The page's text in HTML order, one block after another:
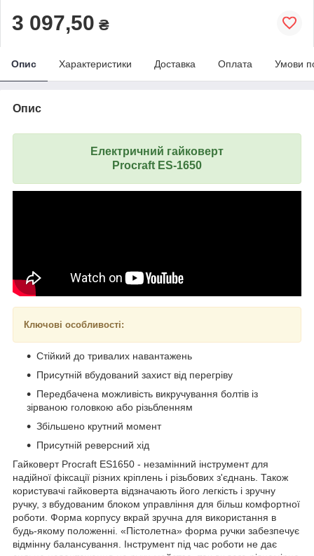
3 097,50 ₴
Опис Характеристики Доставка Оплата Умови
Опис
Електричний гайковерт
Procraft ES-1650
Ключові особливості:
Стійкий до тривалих навантажень
Присутній вбудований захист від перегріву
Передбачена можливість викручування болтів із
зірваною головкою або різьбленням
Збільшено крутний момент
Присутній реверсний хід
Гайковерт Procraft ES1650 - незамінний інструмент для
надійної фіксації різних кріплень і різьбових з'єднань. Також
користувачі гайковерта відзначають його легкість і зручну
ручку, з вбудованим блоком управління для більш комфортної
роботи. Форма корпусу вкрай зручна для використання в
будь-якому положенні. «Пістолетна» форма ручки забезпечує
відмінну балансування. Інструмент під час роботи не дає